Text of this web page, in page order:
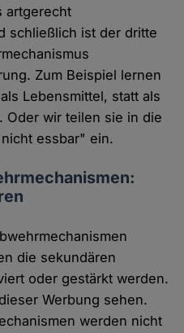
artgerecht
schließlich ist der dritte
Zum Beispiel lernen
Lebensmittel, statt als
Oder wir teilen sie in die
essbar" ein.
die sekundären
oder gestärkt werden.
Werbung sehen.
werden nicht